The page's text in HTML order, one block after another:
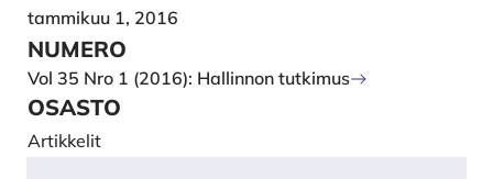
tammikuu 1, 2016
NUMERO
Vol 35 Nro 1 (2016): Hallinnon tutkimus
OSASTO
Artikkelit